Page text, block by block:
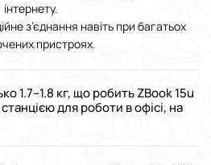
інтернету.
з’єднання навіть при багатьох
пристроях.
1.7–1.8 кг, що робить ZBook 15u
для роботи в офісі, на